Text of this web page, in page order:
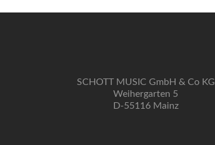
SCHOTT MUSIC GmbH & Co KG
Weihergarten 5
D-55116 Mainz